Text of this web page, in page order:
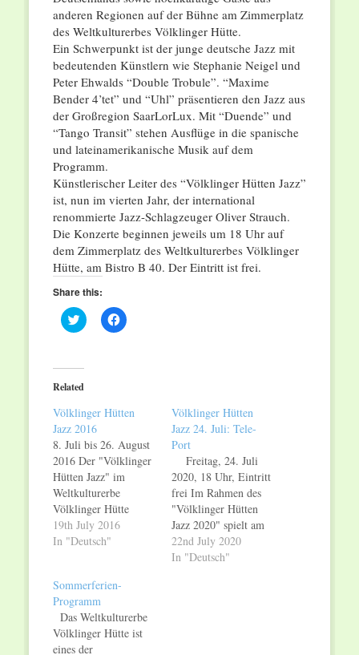
anderen Regionen auf der Bühne am Zimmerplatz
des Weltkulturerbes Völklinger Hütte.
Ein Schwerpunkt ist der junge deutsche Jazz mit
bedeutenden Künstlern wie Stephanie Neigel und
Peter Ehwalds “Double Trobule”. “Maxime
Bender 4’tet” und “Uhl” präsentieren den Jazz aus
der Großregion SaarLorLux. Mit “Duende” und
“Tango Transit” stehen Ausflüge in die spanische
und lateinamerikanische Musik auf dem
Programm.
Künstlerischer Leiter des “Völklinger Hütten Jazz”
ist, nun im vierten Jahr, der international
renommierte Jazz-Schlagzeuger Oliver Strauch.
Die Konzerte beginnen jeweils um 18 Uhr auf
dem Zimmerplatz des Weltkulturerbes Völklinger
Hütte, am Bistro B 40. Der Eintritt ist frei.
Share this:
Click
to
(Opens
in
new
Click
to
Related
Völklinger Hütten
Jazz 2016
8. Juli bis 26. August
2016 Der "Völklinger
Hütten Jazz" im
Weltkulturerbe
Völklinger Hütte
präsentiert
herausragende
Lothringen und
Luxemburg, aus dem
Südwesten
Deutschlands sowie
19th July 2016
In "Deutsch"
Völklinger Hütten
Jazz 24. Juli: Tele-
Port
Freitag, 24. Juli
2020, 18 Uhr, Eintritt
frei Im Rahmen des
"Völklinger Hütten
Jazz 2020" spielt am
Freitag, den 24. Juli
2020, die
22nd July 2020
In "Deutsch"
Sommerferien-
Programm
Das Weltkulturerbe
Völklinger Hütte ist
eines der